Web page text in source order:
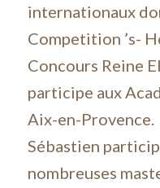
internationaux
Competition ’s-
Concours Reine
participe aux
Aix-en-Provence.
Sébastien
nombreuses